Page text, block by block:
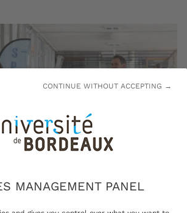
MANAGEMENT PANEL
CONTINUE WITHOUT ACCEPTING →